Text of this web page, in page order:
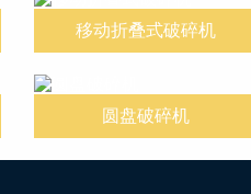
移动折叠式破碎机
圆盘破碎机